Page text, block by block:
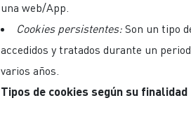
una web/App.
Cookies persistentes: Son un tipo
accedidos y tratados durante un
varios años.
Tipos de cookies según su finalidad